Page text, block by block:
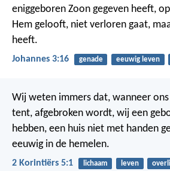
eniggeboren Zoon gegeven heeft,
Hem gelooft, niet verloren gaat,
heeft.
Johannes 3:16 genade eeuwig leven
Wij weten immers dat, wanneer ons
tent, afgebroken wordt, wij een
hebben, een huis niet met handen
eeuwig in de hemelen.
2 Korintiërs 5:1 lichaam leven